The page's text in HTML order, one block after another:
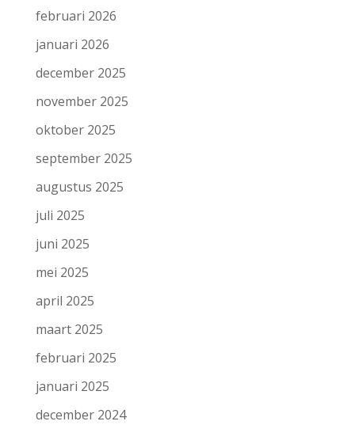
februari 2026
januari 2026
december 2025
november 2025
oktober 2025
september 2025
augustus 2025
juli 2025
juni 2025
mei 2025
april 2025
maart 2025
februari 2025
januari 2025
december 2024